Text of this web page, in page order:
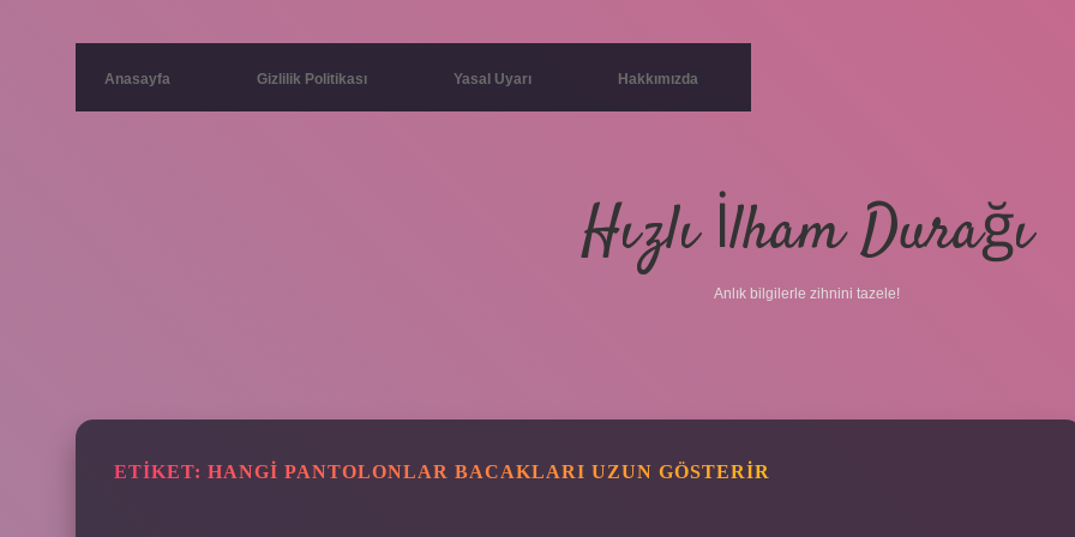
Anasayfa Gizlilik Politikası Yasal Uyarı Hakkımızda
Hızlı İlham Durağı
Anlık bilgilerle zihnini tazele!
ETIKET: HANGI PANTOLONLAR BACAKLARI UZUN GÖSTERIR